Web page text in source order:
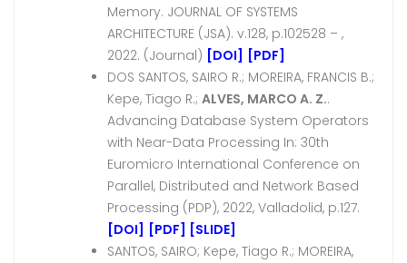
Memory. JOURNAL OF SYSTEMS
ARCHITECTURE (JSA). v.128, p.102528 – ,
2022. (Journal) [DOI] [PDF]
DOS SANTOS, SAIRO R.; MOREIRA, FRANCIS B.;
Kepe, Tiago R.; ALVES, MARCO A. Z..
Advancing Database System Operators
with Near-Data Processing In: 30th
Euromicro International Conference on
Parallel, Distributed and Network Based
Processing (PDP), 2022, Valladolid, p.127.
[DOI] [PDF] [SLIDE]
SANTOS, SAIRO; Kepe, Tiago R.; MOREIRA,